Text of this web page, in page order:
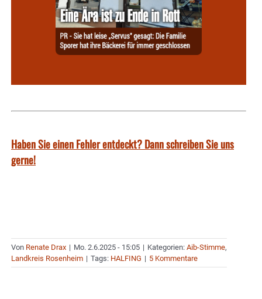
Haben Sie einen Fehler entdeckt? Dann schreiben Sie uns
gerne!
Von Renate Drax | Mo. 2.6.2025 - 15:05 | Kategorien: Aib-Stimme,
Landkreis Rosenheim | Tags: HALFING | 5 Kommentare